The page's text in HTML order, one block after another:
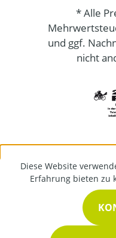
* Alle
und ggf.
nicht
Diese Website
Erfahrung bieten zu